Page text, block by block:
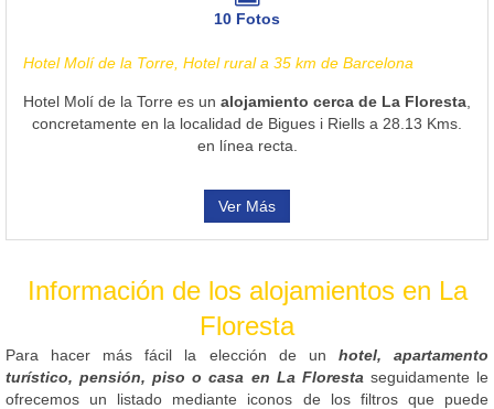
10 Fotos
Hotel Molí de la Torre, Hotel rural a 35 km de Barcelona
Hotel Molí de la Torre es un alojamiento cerca de La Floresta
concretamente en la localidad de Bigues i Riells a 28.13 Kms.
en línea recta.
Ver Más
Información de los alojamientos en La
Floresta
Para hacer más fácil la elección de un hotel, apartamento
turístico, pensión, piso o casa en La Floresta seguidamente le
ofrecemos un listado mediante iconos de los filtros que puede